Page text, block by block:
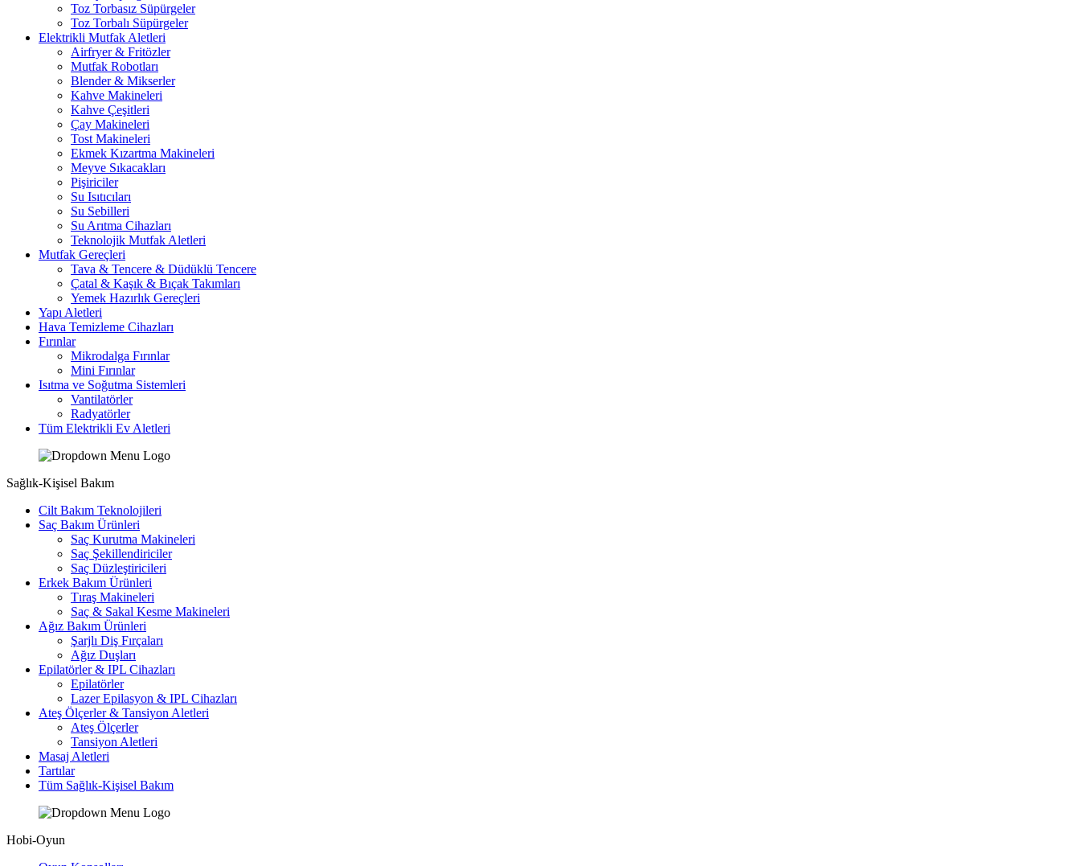
Toz Torbasız Süpürgeler
Toz Torbalı Süpürgeler
Elektrikli Mutfak Aletleri
Airfryer & Fritözler
Mutfak Robotları
Blender & Mikserler
Kahve Makineleri
Kahve Çeşitleri
Çay Makineleri
Tost Makineleri
Ekmek Kızartma Makineleri
Meyve Sıkacakları
Pişiriciler
Su Isıtıcıları
Su Sebilleri
Su Arıtma Cihazları
Teknolojik Mutfak Aletleri
Mutfak Gereçleri
Tava & Tencere & Düdüklü Tencere
Çatal & Kaşık & Bıçak Takımları
Yemek Hazırlık Gereçleri
Yapı Aletleri
Hava Temizleme Cihazları
Fırınlar
Mikrodalga Fırınlar
Mini Fırınlar
Isıtma ve Soğutma Sistemleri
Vantilatörler
Radyatörler
Tüm Elektrikli Ev Aletleri
Sağlık-Kişisel Bakım
Cilt Bakım Teknolojileri
Saç Bakım Ürünleri
Saç Kurutma Makineleri
Saç Şekillendiriciler
Saç Düzleştiricileri
Erkek Bakım Ürünleri
Tıraş Makineleri
Saç & Sakal Kesme Makineleri
Ağız Bakım Ürünleri
Şarjlı Diş Fırçaları
Ağız Duşları
Epilatörler & IPL Cihazları
Epilatörler
Lazer Epilasyon & IPL Cihazları
Ateş Ölçerler & Tansiyon Aletleri
Ateş Ölçerler
Tansiyon Aletleri
Masaj Aletleri
Tartılar
Tüm Sağlık-Kişisel Bakım
Hobi-Oyun